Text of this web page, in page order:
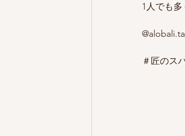
1人でも
＃匠のス